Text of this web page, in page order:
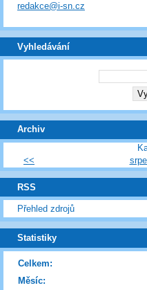
redakce@i-sn.cz
Vyhledávání
Archiv
<<
RSS
Přehled zdrojů
Statistiky
Celkem:
Měsíc: